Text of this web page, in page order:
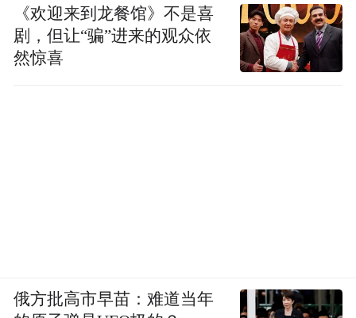
《欢迎来到龙餐馆》不是喜
剧，但让“骗”进来的观众依
然惊喜
俄方批高市早苗：难道当年